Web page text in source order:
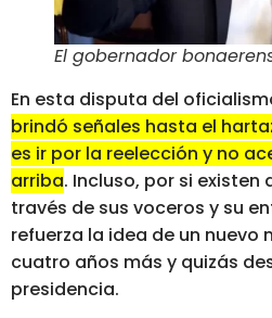
El gobernador
En esta disputa del
brindó señales hasta el
es ir por la reelección y no
arriba. Incluso, por si existen
través de sus voceros y su
refuerza la idea de un nuevo
cuatro años más y quizás
presidencia.